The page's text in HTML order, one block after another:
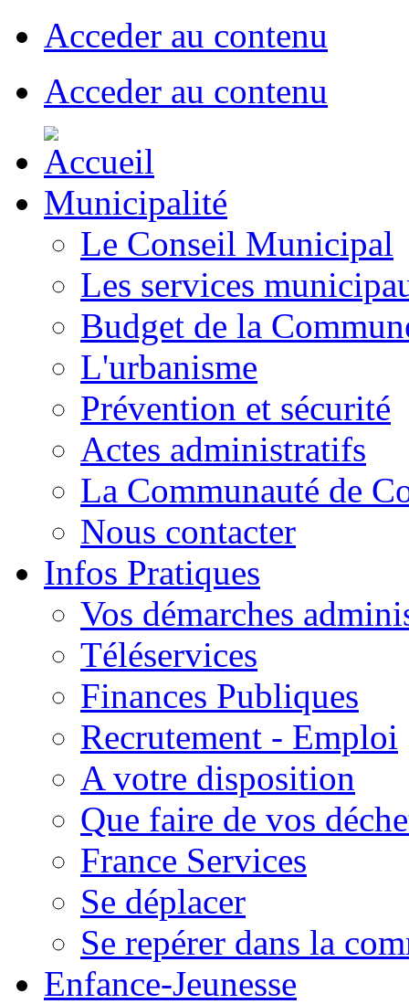
Acceder au contenu
Acceder au contenu
Municipalité
Le Conseil Municipal
Les services
Budget de la
L'urbanisme
Prévention et sécurité
Actes administratifs
La Communauté de
Nous contacter
Infos Pratiques
Vos démarches
Téléservices
Finances Publiques
Recrutement - Emploi
A votre disposition
Que faire de vos
France Services
Se déplacer
Se repérer dans la
Enfance-Jeunesse